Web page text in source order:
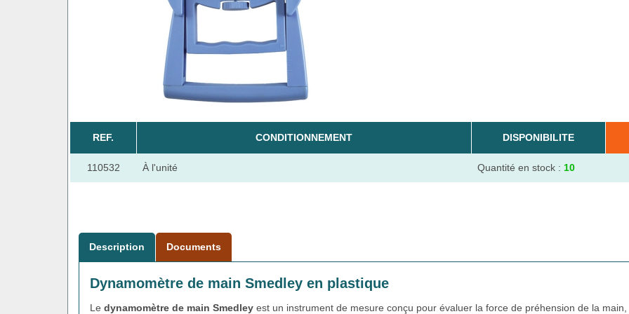
REF. CONDITIONNEMENT DISPONIBILITE
110532 À l'unité Quantité en stock : 10
Description Documents
Dynamomètre de main Smedley en plastique
Le dynamomètre de main Smedley est un instrument de mesure conçu pour évaluer la force de préhension de la main,